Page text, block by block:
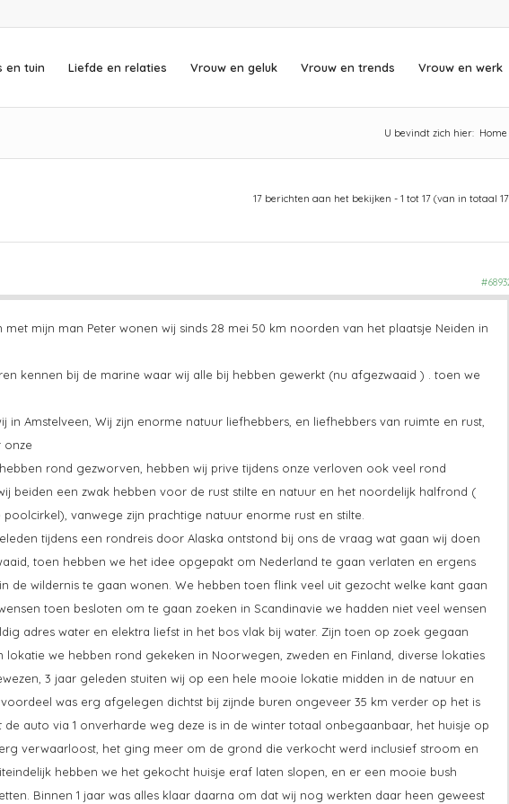
en tuin Liefde en relaties Vrouw en geluk Vrouw en trends Vrouw en werk
U bevindt zich hier: Home
17 berichten aan het bekijken - 1 tot 17 (van in totaal
met mijn man Peter wonen wij sinds 28 mei 50 km noorden van het plaatsje Neiden in
kennen bij de marine waar wij alle bij hebben gewerkt (nu afgezwaaid ) . toen we
in Amstelveen, Wij zijn enorme natuur liefhebbers, en liefhebbers van ruimte en rust,
onze
rond gezworven, hebben wij prive tijdens onze verloven ook veel rond
beiden een zwak hebben voor de rust stilte en natuur en het noordelijk halfrond (
vanwege zijn prachtige natuur enorme rust en stilte.
tijdens een rondreis door Alaska ontstond bij ons de vraag wat gaan wij doen
toen hebben we het idee opgepakt om Nederland te gaan verlaten en ergens
de wildernis te gaan wonen. We hebben toen flink veel uit gezocht welke kant gaan
toen besloten om te gaan zoeken in Scandinavie we hadden niet veel wensen
adres water en elektra liefst in het bos vlak bij water. Zijn toen op zoek gegaan
lokatie we hebben rond gekeken in Noorwegen, zweden en Finland, diverse lokaties
3 jaar geleden stuiten wij op een hele mooie lokatie midden in de natuur en
was erg afgelegen dichtst bij zijnde buren ongeveer 35 km verder op het is
de auto via 1 onverharde weg deze is in de winter totaal onbegaanbaar, het huisje op
verwaarloost, het ging meer om de grond die verkocht werd inclusief stroom en
hebben we het gekocht huisje eraf laten slopen, en er een mooie bush
Binnen 1 jaar was alles klaar daarna om dat wij nog werkten daar heen geweest